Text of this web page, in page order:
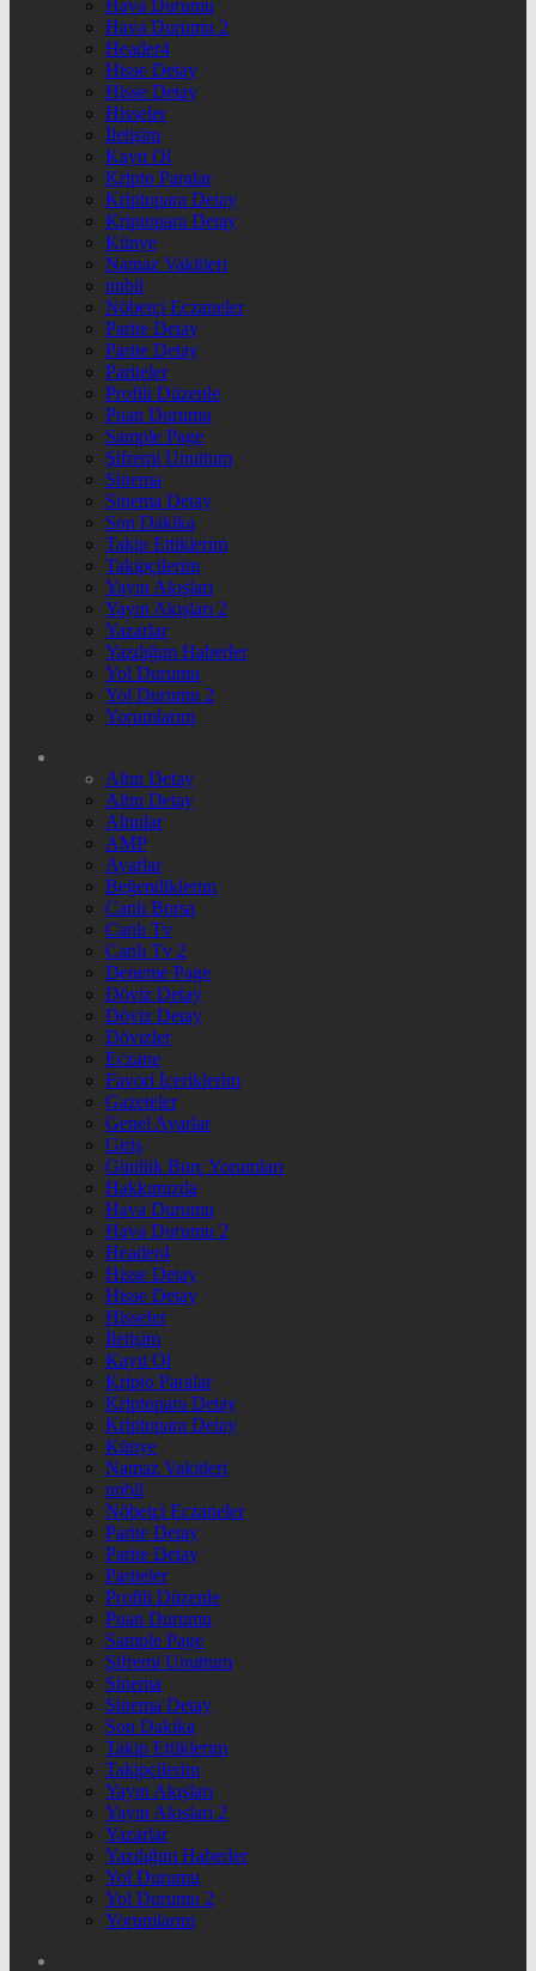
Hava Durumu
Hava Durumu 2
Header4
Hisse Detay
Hisse Detay
Hisseler
İletişim
Kayıt Ol
Kripto Paralar
Kriptopara Detay
Kriptopara Detay
Künye
Namaz Vakitleri
nnbil
Nöbetçi Eczaneler
Parite Detay
Parite Detay
Pariteler
Profili Düzenle
Puan Durumu
Sample Page
Şifremi Unuttum
Sinema
Sinema Detay
Son Dakika
Takip Ettiklerim
Takipçilerim
Yayın Akışları
Yayın Akışları 2
Yazarlar
Yazdığım Haberler
Yol Durumu
Yol Durumu 2
Yorumlarım
Altın Detay
Altın Detay
Altınlar
AMP
Ayarlar
Beğendiklerim
Canlı Borsa
Canlı Tv
Canlı Tv 2
Deneme Page
Döviz Detay
Döviz Detay
Dövizler
Eczane
Favori İçeriklerim
Gazeteler
Genel Ayarlar
Giriş
Günlük Burç Yorumları
Hakkımızda
Hava Durumu
Hava Durumu 2
Header4
Hisse Detay
Hisse Detay
Hisseler
İletişim
Kayıt Ol
Kripto Paralar
Kriptopara Detay
Kriptopara Detay
Künye
Namaz Vakitleri
nnbil
Nöbetçi Eczaneler
Parite Detay
Parite Detay
Pariteler
Profili Düzenle
Puan Durumu
Sample Page
Şifremi Unuttum
Sinema
Sinema Detay
Son Dakika
Takip Ettiklerim
Takipçilerim
Yayın Akışları
Yayın Akışları 2
Yazarlar
Yazdığım Haberler
Yol Durumu
Yol Durumu 2
Yorumlarım